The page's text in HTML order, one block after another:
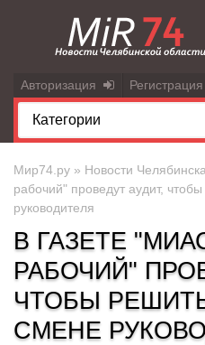
Авторизация Регистрация
Мир74.ру » Новости Челябинска
рабочий" проведут аудит,
руководителя
В ГАЗЕТЕ
РАБОЧИЙ"
ЧТОБЫ
СМЕНЕ